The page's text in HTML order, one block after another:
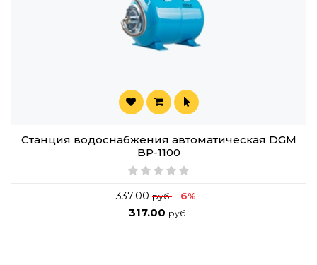
Станция водоснабжения автоматическая DGM
BP-1100
337.00руб. 6%
317.00 руб.